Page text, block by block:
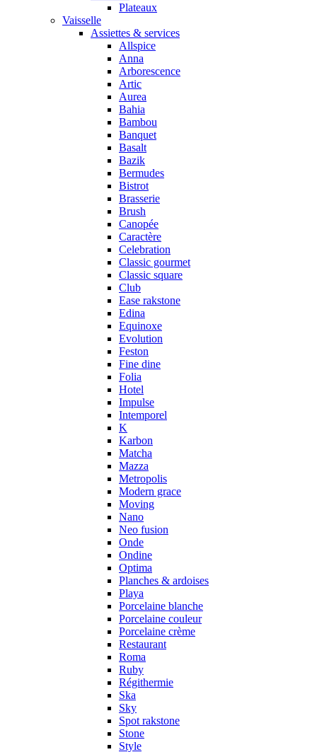
Plateaux
Vaisselle
Assiettes & services
Allspice
Anna
Arborescence
Artic
Aurea
Bahia
Bambou
Banquet
Basalt
Bazik
Bermudes
Bistrot
Brasserie
Brush
Canopée
Caractère
Celebration
Classic gourmet
Classic square
Club
Ease rakstone
Edina
Equinoxe
Evolution
Feston
Fine dine
Folia
Hotel
Impulse
Intemporel
K
Karbon
Matcha
Mazza
Metropolis
Modern grace
Moving
Nano
Neo fusion
Onde
Ondine
Optima
Planches & ardoises
Playa
Porcelaine blanche
Porcelaine couleur
Porcelaine crème
Restaurant
Roma
Ruby
Régithermie
Ska
Sky
Spot rakstone
Stone
Style